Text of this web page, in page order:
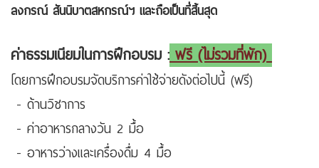
ลงกรณ์ สันนิบาตสหกรณ์ฯ และถือเป็นที่สิ้นสุด
ค่าธรรมเนียมในการฝึกอบรม :ฟรี (ไม่รวมที่พัก)
โดยการฝึกอบรมจัดบริการค่าใช้จ่ายดังต่อไปนี้ (ฟรี)
- ด้านวิชาการ
- ค่าอาหารกลางวัน 2 มื้อ
- อาหารว่างและเครื่องดื่ม 4 มื้อ